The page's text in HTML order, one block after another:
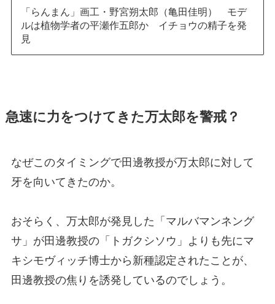
「らんまん」画工・野宮朔太郎（亀田佳明） モデ
ルは植物学者の平瀬作五郎か イチョウの精子を発
見
急速に力をつけてきた万太郎を警戒？
なぜこのタイミングで田邊教授が万太郎に対して
牙を向いてきたのか。
おそらく、万太郎が発見した「マルバマンネング
サ」が田邊教授の「トガクシソウ」よりも先にマ
キシモヴィッチ博士から新種認定されたことが、
田邊教授の焦りを誘発しているのでしょう。